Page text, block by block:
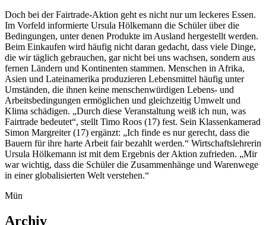
Doch bei der Fairtrade-Aktion geht es nicht nur um leckeres Essen.
Im Vorfeld informierte Ursula Hölkemann die Schüler über die
Bedingungen, unter denen Produkte im Ausland hergestellt werden.
Beim Einkaufen wird häufig nicht daran gedacht, dass viele Dinge,
die wir täglich gebrauchen, gar nicht bei uns wachsen, sondern aus
fernen Ländern und Kontinenten stammen. Menschen in Afrika,
Asien und Lateinamerika produzieren Lebensmittel häufig unter
Umständen, die ihnen keine menschenwürdigen Lebens- und
Arbeitsbedingungen ermöglichen und gleichzeitig Umwelt und
Klima schädigen. „Durch diese Veranstaltung weiß ich nun, was
Fairtrade bedeutet“, stellt Timo Roos (17) fest. Sein Klassenkamerad
Simon Margreiter (17) ergänzt: „Ich finde es nur gerecht, dass die
Bauern für ihre harte Arbeit fair bezahlt werden.“ Wirtschaftslehrerin
Ursula Hölkemann ist mit dem Ergebnis der Aktion zufrieden. „Mir
war wichtig, dass die Schüler die Zusammenhänge und Warenwege
in einer globalisierten Welt verstehen.“
Mün
Archiv